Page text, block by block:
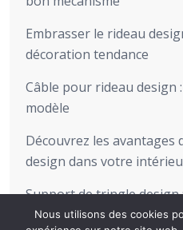
Embrasser le rideau
décoration tendance
Câble pour rideau design
modèle
Découvrez les avantages
design dans votre
Support de tringle design
pour sublimer votre
Nous utilisons des cookies